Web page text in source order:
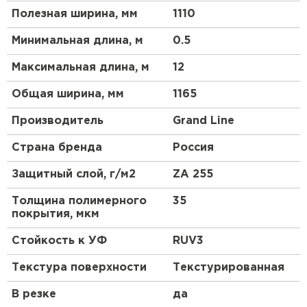
варианты из хромоникелевой стали, алюминия
или меди.
Толщина. Для низкого профиля допускается
минимальная толщина 0,4 мм, для высокого –
(многослойный) материал. У разных марок
число слоев меняется от 3 до 10; толщина
также может быть разной.
Полезная ширина, мм 1110
Минимальная длина, м 0.5
Максимальная длина, м 12
Общая ширина, мм 1165
Производитель Grand Line
Страна бренда Россия
Защитный слой, г/м2 ZA 255
Толщина полимерного
покрытия, мкм
35
Стойкость к УФ RUV3
Текстура поверхности Текстурированная
В резке да
Штакетник
ПЕРЕЙТИ